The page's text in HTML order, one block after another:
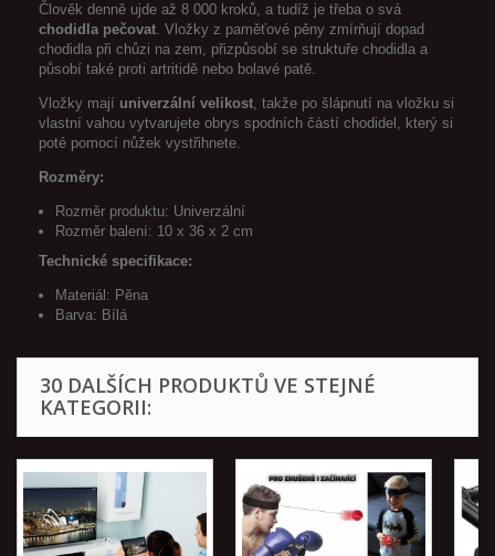
Člověk denně ujde až 8 000 kroků, a tudíž je třeba o svá
chodidla pečovat. Vložky z paměťové pěny zmírňují dopad
chodidla při chůzi na zem, přizpůsobí se struktuře chodidla a
působí také proti artritidě nebo bolavé patě.
Vložky mají univerzální velikost, takže po šlápnutí na vložku si
vlastní vahou vytvarujete obrys spodních částí chodidel, který si
poté pomocí nůžek vystřihnete.
Rozměry:
Rozměr produktu: Univerzální
Rozměr balení: 10 x 36 x 2 cm
Technické specifikace:
Materiál: Pěna
Barva: Bílá
30 DALŠÍCH PRODUKTŮ VE STEJNÉ
KATEGORII: